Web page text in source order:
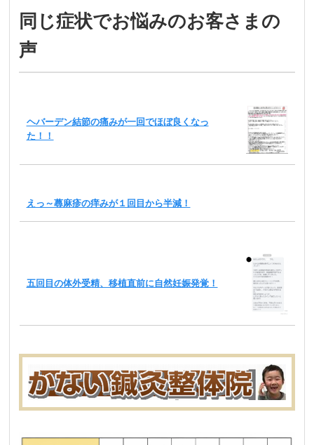
同じ症状でお悩みのお客さまの
声
ヘバーデン結節の痛みが一回でほぼ良くなっ
た！！
えっ～蕁麻疹の痒みが１回目から半減！
五回目の体外受精、移植直前に自然妊娠発覚！